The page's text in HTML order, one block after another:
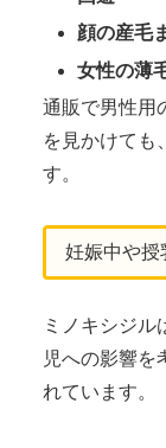
顔の産毛
女性の薄
通販で男性用
を見かけても
す。
妊娠中や授
ミノキシジル
児への影響を
れています。